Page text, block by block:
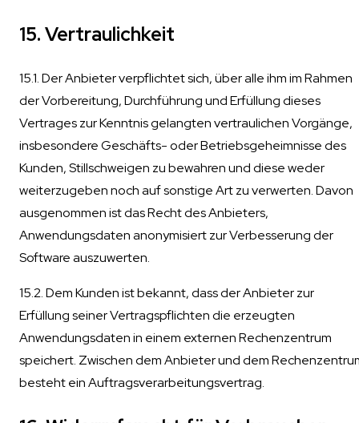
15. Vertraulichkeit
15.1. Der Anbieter verpflichtet sich, über alle ihm im Rahmen
der Vorbereitung, Durchführung und Erfüllung dieses
Vertrages zur Kenntnis gelangten vertraulichen Vorgänge,
insbesondere Geschäfts- oder Betriebsgeheimnisse des
Kunden, Stillschweigen zu bewahren und diese weder
weiterzugeben noch auf sonstige Art zu verwerten. Davon
ausgenommen ist das Recht des Anbieters,
Anwendungsdaten anonymisiert zur Verbesserung der
Software auszuwerten.
15.2. Dem Kunden ist bekannt, dass der Anbieter zur
Erfüllung seiner Vertragspflichten die erzeugten
Anwendungsdaten in einem externen Rechenzentrum
speichert. Zwischen dem Anbieter und dem
besteht ein Auftragsverarbeitungsvertrag.